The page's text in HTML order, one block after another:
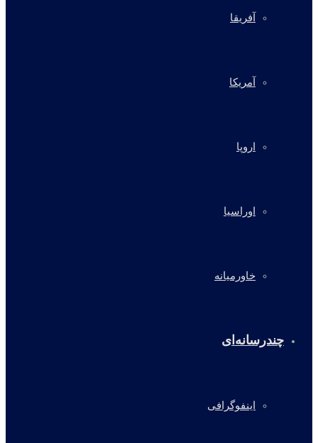
آفریقا
آمریکا
اروپا
اوراسیا
خاورمیانه
چندرسانه‌ای
اینفوگرافی